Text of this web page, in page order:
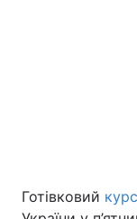
Готівковий